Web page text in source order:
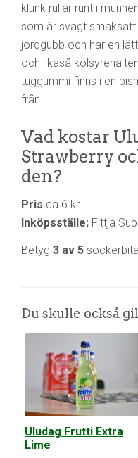
klunk rullar runt i
som är svagt
jordgubb och har en
och likaså
tuggummi finns i en
från.
Vad kostar
Strawberry
den?
Pris ca 6 kr.
Inköpsställe; Fittja
Betyg 3 av 5
Du skulle också
Uludag Frutti Extra
Lime